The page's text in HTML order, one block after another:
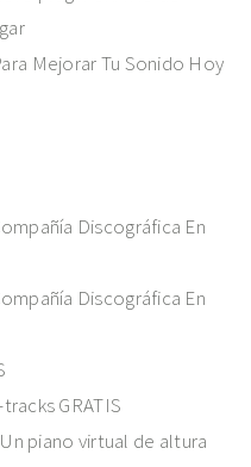
Mejorar Tu Sonido Hoy
Discográfica En
Discográfica En
GRATIS
piano virtual de altura